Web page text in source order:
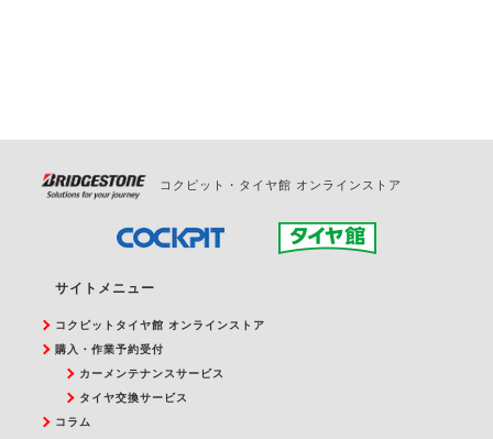
コクピット・タイヤ館 オンラインストア
サイトメニュー
コクピットタイヤ館 オンラインストア
購入・作業予約受付
カーメンテナンスサービス
タイヤ交換サービス
コラム